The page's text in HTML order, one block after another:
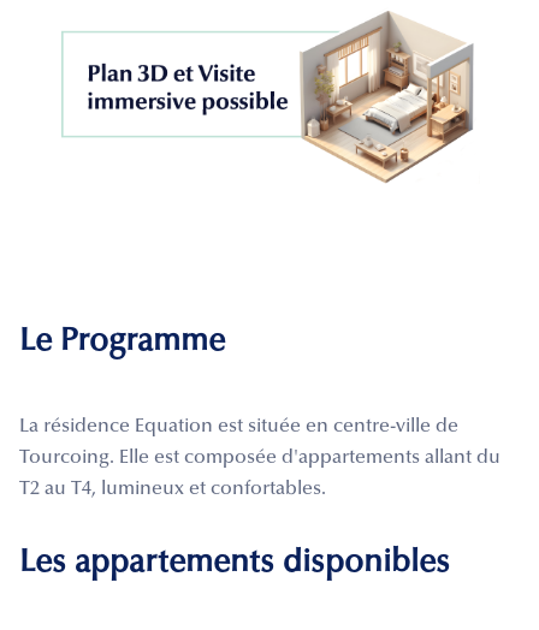
Le Programme
La résidence Equation est située en centre-ville de
Tourcoing. Elle est composée d'appartements allant du
T2 au T4, lumineux et confortables.
Les appartements disponibles